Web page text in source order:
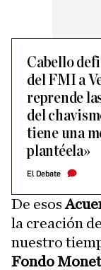
Cabello
del FMI a
reprende
del
tiene una
plantéela»
El Debate
De esos
la creación
nuestro
Fondo